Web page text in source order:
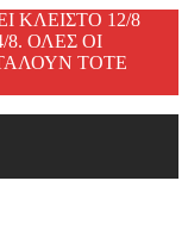
ΚΛΕΙΣΤΟ 12/8
8. ΟΛΕΣ ΟΙ
ΤΟΤΕ